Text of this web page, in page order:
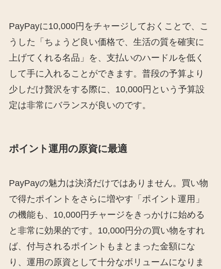
PayPayに10,000円をチャージしておくことで、こ
うした「ちょうど良い価格で、生活の質を確実に
上げてくれる名品」を、支払いのハードルを低く
して手に入れることができます。普段の予算より
少しだけ贅沢をする際に、10,000円という予算設
定は非常にバランスが良いのです。
ポイント運用の原資に最適
PayPayの魅力は決済だけではありません。買い物
で得たポイントをさらに増やす「ポイント運用」
の機能も、10,000円チャージをきっかけに始める
と非常に効果的です。10,000円分の買い物をすれ
ば、付与されるポイントもまとまった金額にな
り、運用の原資として十分なボリュームになりま